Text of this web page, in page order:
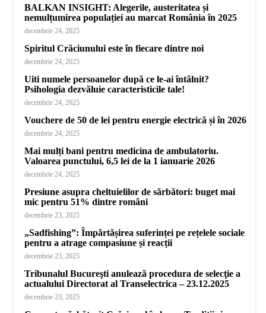
BALKAN INSIGHT: Alegerile, austeritatea și
nemulțumirea populației au marcat România în 2025
decembrie 24, 2025
Spiritul Crăciunului este în fiecare dintre noi
decembrie 24, 2025
Uiti numele persoanelor după ce le-ai întâlnit?
Psihologia dezvăluie caracteristicile tale!
decembrie 24, 2025
Vouchere de 50 de lei pentru energie electrică și în 2026
decembrie 24, 2025
Mai mulți bani pentru medicina de ambulatoriu.
Valoarea punctului, 6,5 lei de la 1 ianuarie 2026
decembrie 24, 2025
Presiune asupra cheltuielilor de sărbători: buget mai
mic pentru 51% dintre români
decembrie 23, 2025
„Sadfishing”: Împărtășirea suferinței pe rețelele sociale
pentru a atrage compasiune și reacții
decembrie 23, 2025
Tribunalul Bucureşti anulează procedura de selecţie a
actualului Directorat al Transelectrica – 23.12.2025
decembrie 23, 2025